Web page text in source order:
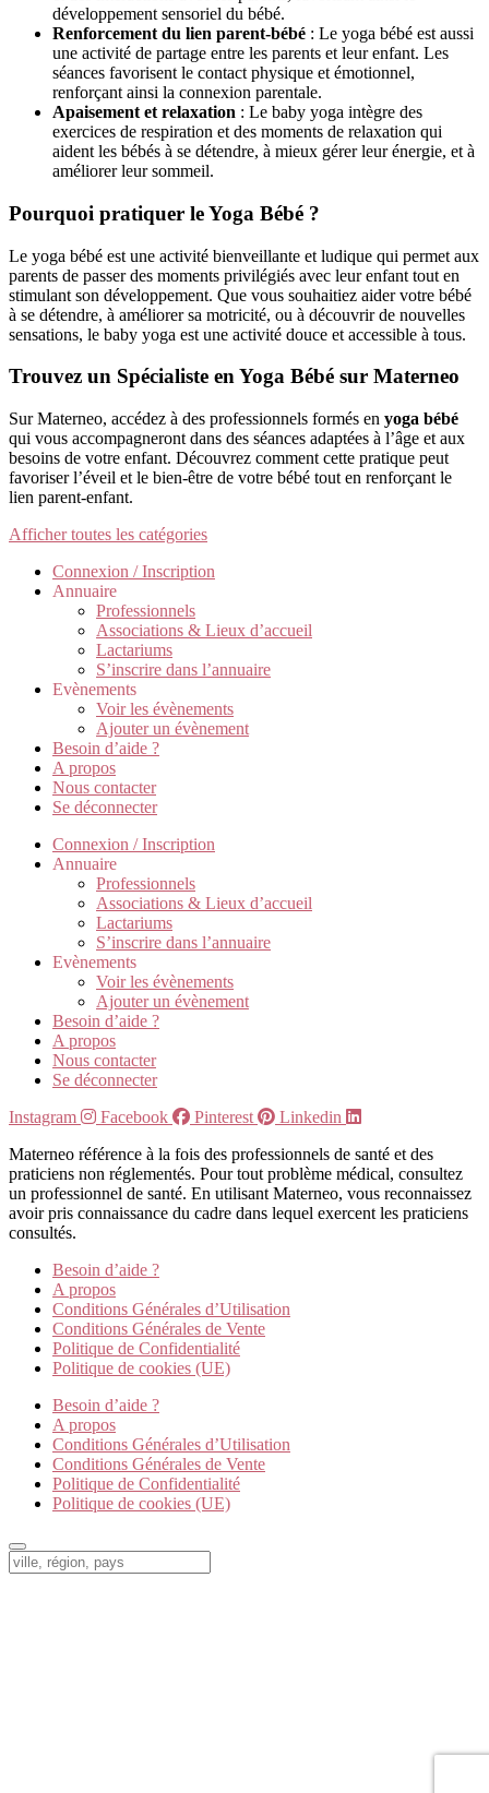
développement sensoriel du bébé.
Renforcement du lien parent-bébé : Le yoga bébé est aussi
une activité de partage entre les parents et leur enfant. Les
séances favorisent le contact physique et émotionnel,
renforçant ainsi la connexion parentale.
Apaisement et relaxation : Le baby yoga intègre des
exercices de respiration et des moments de relaxation qui
aident les bébés à se détendre, à mieux gérer leur énergie, et à
améliorer leur sommeil.
Pourquoi pratiquer le Yoga Bébé ?
Le yoga bébé est une activité bienveillante et ludique qui permet aux
parents de passer des moments privilégiés avec leur enfant tout en
stimulant son développement. Que vous souhaitiez aider votre bébé
à se détendre, à améliorer sa motricité, ou à découvrir de nouvelles
sensations, le baby yoga est une activité douce et accessible à tous.
Trouvez un Spécialiste en Yoga Bébé sur Materneo
Sur Materneo, accédez à des professionnels formés en yoga bébé
qui vous accompagneront dans des séances adaptées à l’âge et aux
besoins de votre enfant. Découvrez comment cette pratique peut
favoriser l’éveil et le bien-être de votre bébé tout en renforçant le
lien parent-enfant.
Afficher toutes les catégories
Connexion / Inscription
Annuaire
Professionnels
Associations & Lieux d’accueil
Lactariums
S’inscrire dans l’annuaire
Evènements
Voir les évènements
Ajouter un évènement
Besoin d’aide ?
A propos
Nous contacter
Se déconnecter
Connexion / Inscription
Annuaire
Professionnels
Associations & Lieux d’accueil
Lactariums
S’inscrire dans l’annuaire
Evènements
Voir les évènements
Ajouter un évènement
Besoin d’aide ?
A propos
Nous contacter
Se déconnecter
Instagram
Facebook Pinterest
Linkedin
Materneo référence à la fois des professionnels de santé et des
praticiens non réglementés. Pour tout problème médical, consultez
un professionnel de santé. En utilisant Materneo, vous reconnaissez
avoir pris connaissance du cadre dans lequel exercent les praticiens
consultés.
Besoin d’aide ?
A propos
Conditions Générales d’Utilisation
Conditions Générales de Vente
Politique de Confidentialité
Politique de cookies (UE)
Besoin d’aide ?
A propos
Conditions Générales d’Utilisation
Conditions Générales de Vente
Politique de Confidentialité
Politique de cookies (UE)